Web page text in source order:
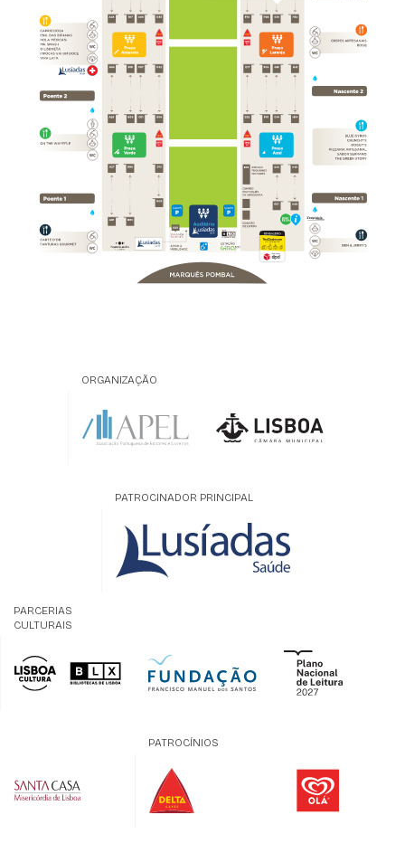
ORGANIZAÇÃO
PATROCINADOR PRINCIPAL
PARCERIAS
CULTURAIS
PATROCÍNIOS